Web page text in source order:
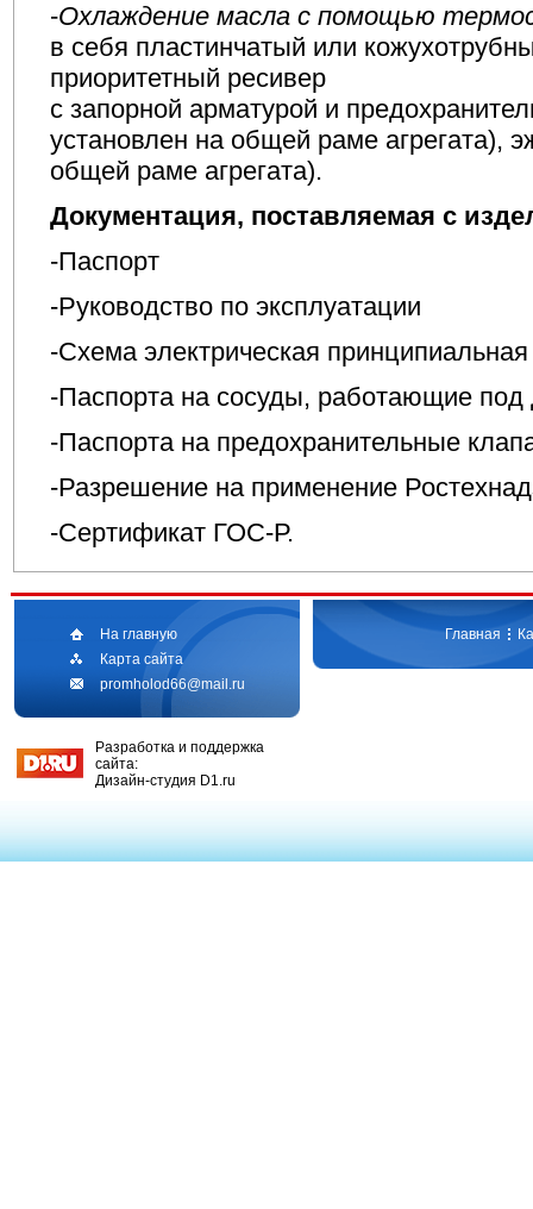
-Охлаждение масла с помощью
в себя пластинчатый или
приоритетный ресивер
с запорной арматурой и
установлен на общей раме агрегата),
общей раме агрегата).
Документация, поставляемая с
-Паспорт
-Руководство по эксплуатации
-Схема электрическая принципиальная
-Паспорта на сосуды, работающие под
-Паспорта на предохранительные
-Разрешение на применение
-Сертификат ГОС-Р.
На главную
Карта сайта
promholod66@mail.ru
Главная
Разработка и поддержка
сайта:
Дизайн-студия D1.ru